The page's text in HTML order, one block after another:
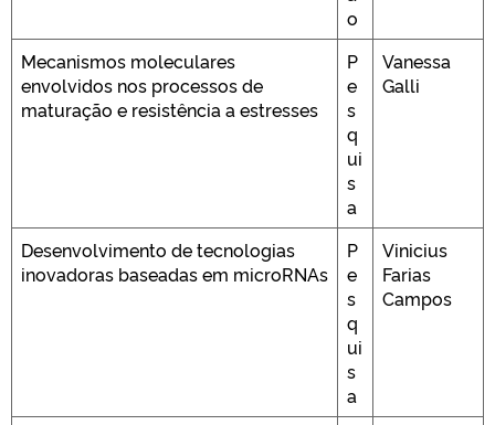
o
Mecanismos moleculares
envolvidos nos processos de
maturação e resistência a estresses
P
e
s
q
ui
s
a
Vanessa
Galli
Desenvolvimento de tecnologias
inovadoras baseadas em microRNAs
P
e
s
q
ui
s
a
Vinicius
Farias
Campos